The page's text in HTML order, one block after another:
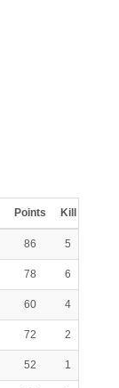
Points Kill
86 5
78 6
60 4
72 2
52 1